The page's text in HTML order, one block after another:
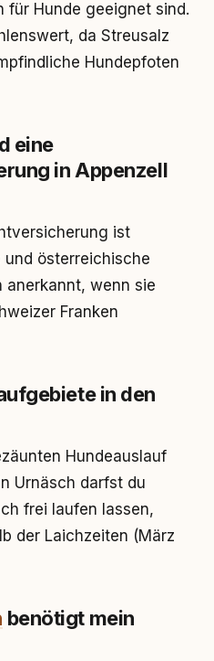
für Hunde geeignet sind.
da Streusalz
Hundepfoten
eine
in Appenzell
ist
österreichische
anerkannt, wenn sie
Franken
in den
Hundeauslauf
Urnäsch darfst du
frei laufen lassen,
der Laichzeiten (März
benötigt mein